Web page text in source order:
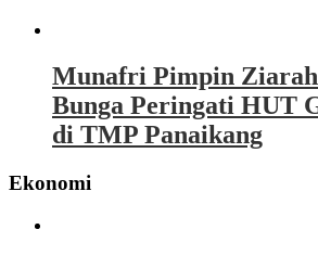
Munafri Pimpin
Bunga Peringati HUT
di TMP Panaikang
Ekonomi